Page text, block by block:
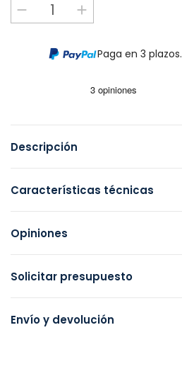
Paga en 3 plazos.
Descripción
Características técnicas
Opiniones
Solicitar presupuesto
Envío y devolución